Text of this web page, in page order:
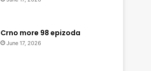
Crno more 98 epizoda
June 17, 2026